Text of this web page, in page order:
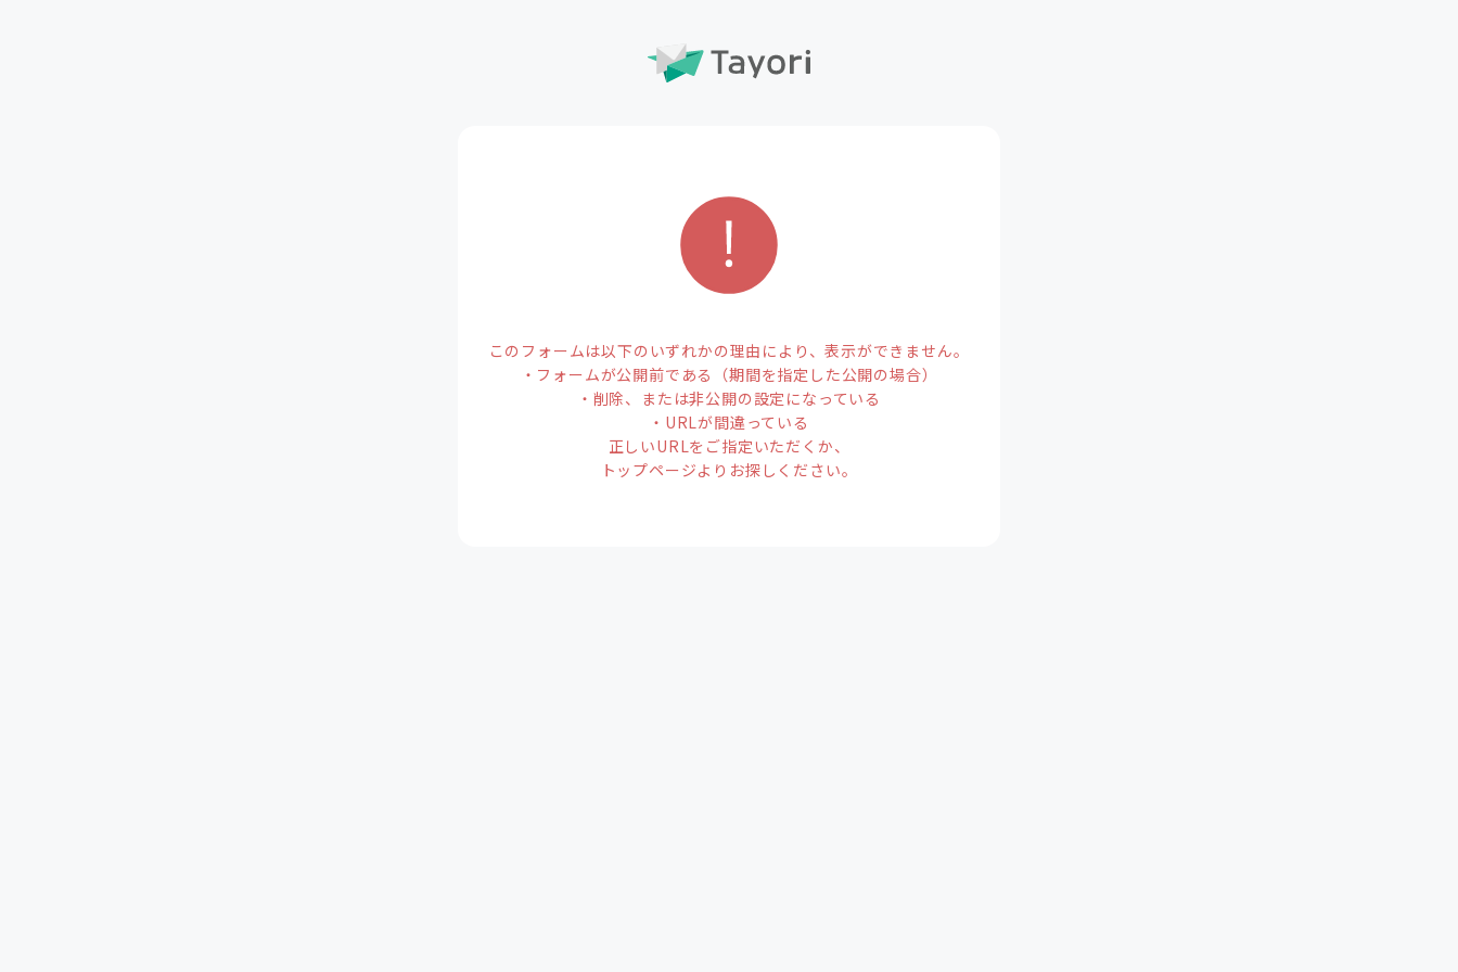
このフォームは以下のいずれかの理由により、表示ができません。
・フォームが公開前である（期間を指定した公開の場合）
・削除、または非公開の設定になっている
・URLが間違っている
正しいURLをご指定いただくか、
トップページよりお探しください。